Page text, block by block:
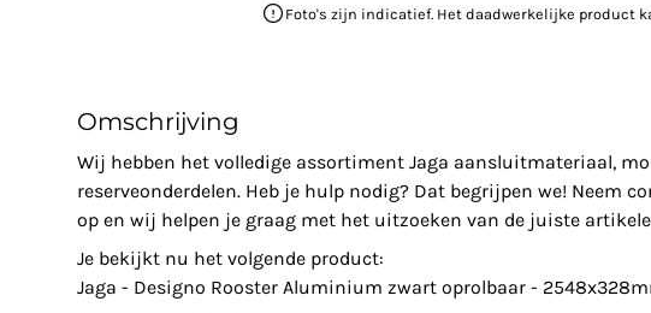
Foto's zijn indicatief. Het daadwerkelijke product
Omschrijving
Wij hebben het volledige assortiment Jaga aansluitmateriaal,
reserveonderdelen. Heb je hulp nodig? Dat begrijpen we! Neem
op en wij helpen je graag met het uitzoeken van de juiste
Je bekijkt nu het volgende product:
Jaga - Designo Rooster Aluminium zwart oprolbaar -